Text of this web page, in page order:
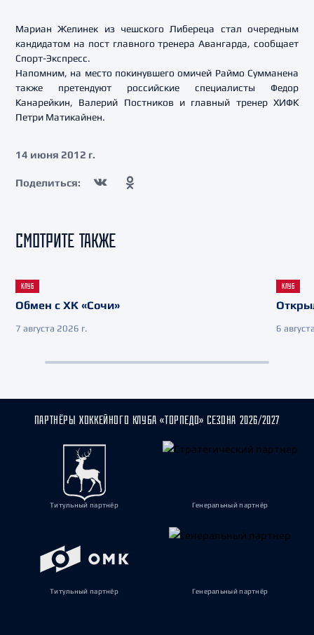
Мариан Желинек из чешского Либереца стал очередным
кандидатом на пост главного тренера Авангарда, сообщает
Спорт-Экспресс.
Напомним, на место покинувшего омичей Раймо Сумманена
также претендуют российские специалисты Федор
Канарейкин, Валерий Постников и главный тренер ХИФК
Петри Матикайнен.
14 июня 2012 г.
Поделиться:
СМОТРИТЕ ТАКЖЕ
КЛУБ
Обмен с ХК «Сочи»
7 августа 2026 г.
КЛУБ
6
ПАРТНЁРЫ ХОККЕЙНОГО КЛУБА «ТОРПЕДО» СЕЗОНА 2026/2027
Титульный партнёр Генеральный партнёр
Титульный партнёр Генеральный партнёр